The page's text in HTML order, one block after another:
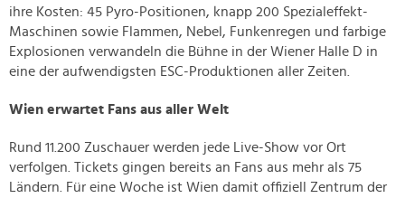
ihre Kosten: 45 Pyro-Positionen, knapp 200 Spezialeffekt-
Maschinen sowie Flammen, Nebel, Funkenregen und farbige
Explosionen verwandeln die Bühne in der Wiener Halle D in
eine der aufwendigsten ESC-Produktionen aller Zeiten.
Wien erwartet Fans aus aller Welt
Rund 11.200 Zuschauer werden jede Live-Show vor Ort
verfolgen. Tickets gingen bereits an Fans aus mehr als 75
Ländern. Für eine Woche ist Wien damit offiziell Zentrum der